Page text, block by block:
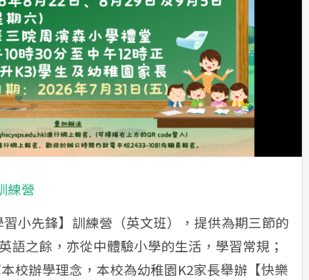
練營
小先鋒】訓練營（英文班），提供為期三節的
語之餘，亦從中體驗小學的生活，學習常規；
校辦學理念，本校為幼稚園K2家長舉辦【快樂